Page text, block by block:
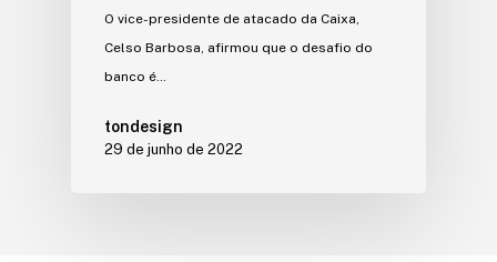
O vice-presidente de atacado da Caixa,
Celso Barbosa, afirmou que o desafio do
banco é…
tondesign
29 de junho de 2022